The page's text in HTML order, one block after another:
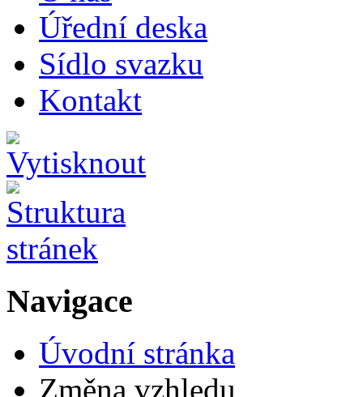
Úřední deska
Sídlo svazku
Kontakt
Navigace
Úvodní stránka
Změna vzhledu